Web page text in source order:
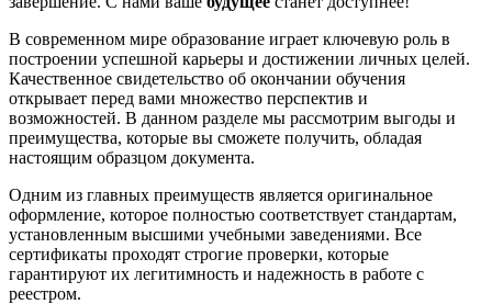
В современном мире образование играет ключевую роль в
построении успешной карьеры и достижении личных целей.
Качественное свидетельство об окончании обучения
открывает перед вами множество перспектив и
возможностей. В данном разделе мы рассмотрим выгоды и
преимущества, которые вы сможете получить, обладая
настоящим образцом документа.
Одним из главных преимуществ является оригинальное
оформление, которое полностью соответствует стандартам,
установленным высшими учебными заведениями. Все
сертификаты проходят строгие проверки, которые
гарантируют их легитимность и надежность в работе с
реестром.